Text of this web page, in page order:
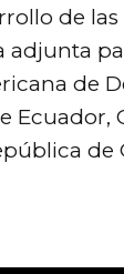
de las
adjunta
de
de